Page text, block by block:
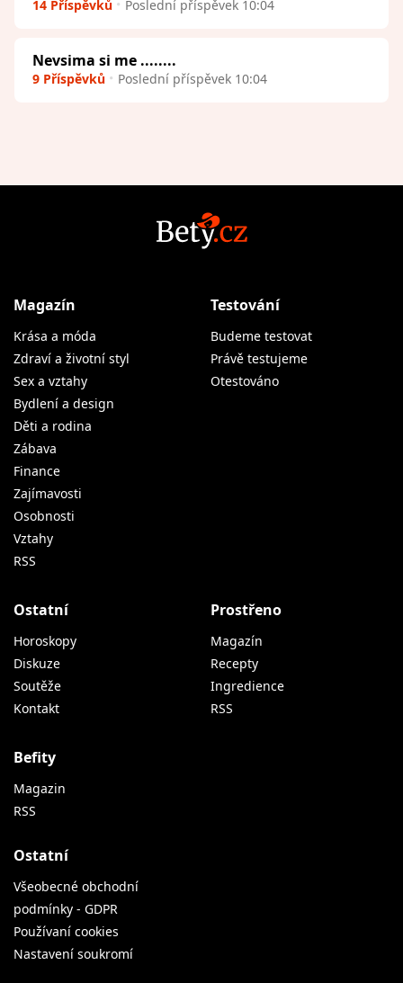
14 Příspěvků Poslední příspěvek 10:04
Nevsima si me ........
9 Příspěvků Poslední příspěvek 10:04
Magazín
Krása a móda
Zdraví a životní styl
Sex a vztahy
Bydlení a design
Děti a rodina
Zábava
Finance
Zajímavosti
Osobnosti
Vztahy
RSS
Testování
Budeme testovat
Právě testujeme
Otestováno
Ostatní
Horoskopy
Diskuze
Soutěže
Kontakt
Prostřeno
Magazín
Recepty
Ingredience
RSS
Befity
Magazin
RSS
Ostatní
Všeobecné obchodní
podmínky - GDPR
Používaní cookies
Nastavení soukromí